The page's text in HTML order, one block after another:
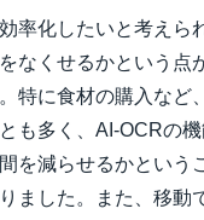
率化したいと考えら
なくせるかという点
特に食材の購入など
も多く、AI-OCRの機
を減らせるかという
ました。また、移動